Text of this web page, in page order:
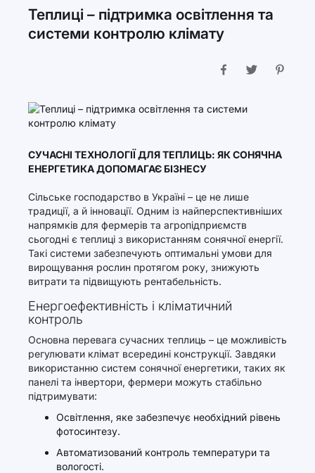
Теплиці – підтримка освітлення та
системи контролю клімату
СУЧАСНІ ТЕХНОЛОГІЇ ДЛЯ ТЕПЛИЦЬ: ЯК СОНЯЧНА
ЕНЕРГЕТИКА ДОПОМАГАЄ БІЗНЕСУ
Сільське господарство в Україні – це не лише
традиції, а й інновації. Одним із найперспективніших
напрямків для фермерів та агропідприємств
сьогодні є теплиці з використанням сонячної енергії.
Такі системи забезпечують оптимальні умови для
вирощування рослин протягом року, знижують
витрати та підвищують рентабельність.
Енергоефективність і кліматичний
контроль
Основна перевага сучасних теплиць – це можливість
регулювати клімат всередині конструкції. Завдяки
використанню систем сонячної енергетики, таких як
панелі та інвертори, фермери можуть стабільно
підтримувати:
Освітлення, яке забезпечує необхідний рівень
фотосинтезу.
Автоматизований контроль температури та
вологості.